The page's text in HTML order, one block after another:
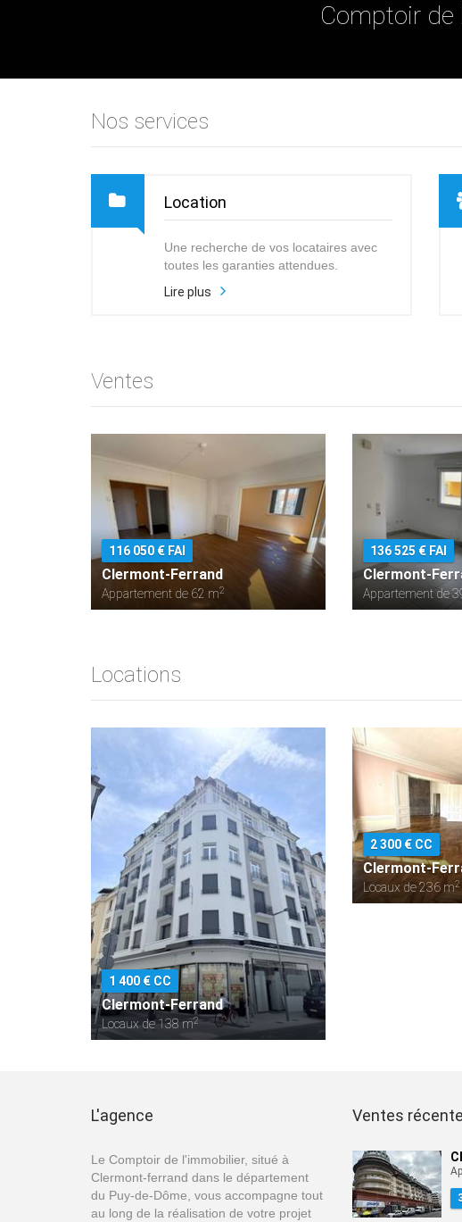
Comptoir de
Nos services
Location
Une recherche de vos locataires avec
toutes les garanties attendues.
Lire plus
Ventes
116 050 € FAI
Clermont-Ferrand
Appartement de 62 m2
136 525 € FAI
Clermont-
Appartement de
Locations
1 400 € CC
Clermont-Ferrand
Locaux de 138 m2
2 300 € CC
Clermont-
Locaux de 236 m2
L'agence
Le Comptoir de l'immobilier, situé à
Clermont-ferrand dans le département
du Puy-de-Dôme, vous accompagne tout
au long de la réalisation de votre projet
Ventes